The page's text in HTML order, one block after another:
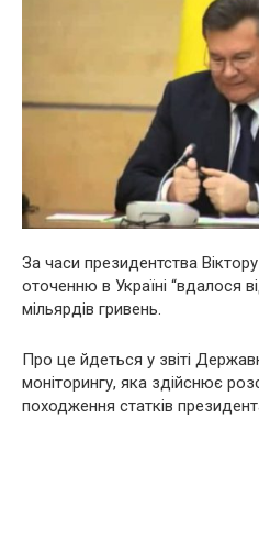
За часи президентства
оточенню в Україні “вдалося
мільярдів гривень.
Про це йдеться у звіті
моніторингу, яка здійснює
походження статків